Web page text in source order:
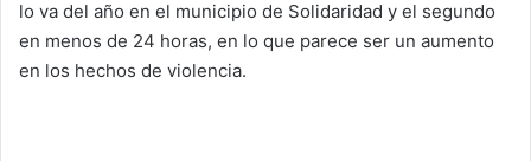
lo va del año en el municipio de Solidaridad y el segundo
en menos de 24 horas, en lo que parece ser un aumento
en los hechos de violencia.